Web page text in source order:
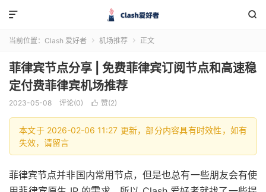


当前位置： Clash 爱好者  机场推荐  正文
菲律宾节点分享 | 免费菲律宾订阅节点和高速稳
定付费菲律宾机场推荐
2023-05-08 评论(0)  赞(2)
本文于 2026-02-06 11:27 更新，部分内容具有时效性，如有
失效，请留言
菲律宾节点并非国内常用节点，但是也总有一些朋友会有使